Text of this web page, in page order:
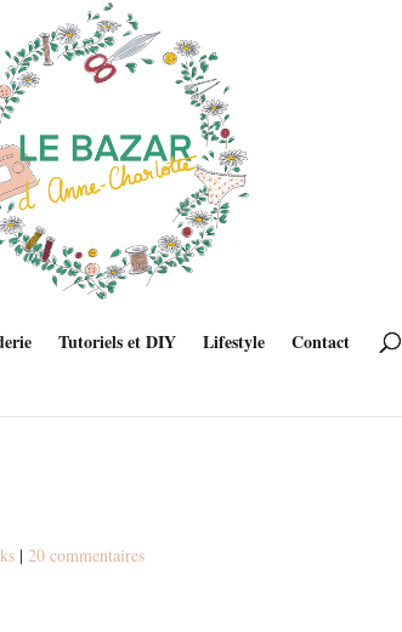
Tutoriels et DIY Lifestyle Contact
|20 commentaires